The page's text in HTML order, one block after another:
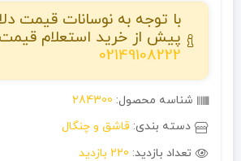
با توجه به نوسانات قیمت
پیش از خرید استعلام
02149108222
شناسه محصول: 284300
دسته بندی: قاشق و چنگال
تعداد بازدید: 220 بازدید